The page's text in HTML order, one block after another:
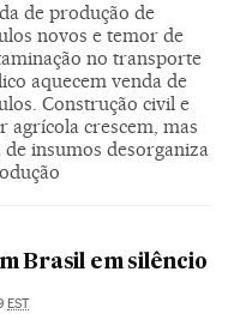
de produção de
novos e temor de
no transporte
aquecem venda de
Construção civil e
agrícola crescem, mas
de insumos desorganiza
Brasil em silêncio
EST